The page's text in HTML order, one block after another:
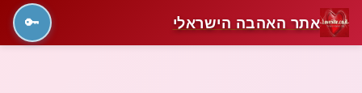
אתר האהבה הישראלי 🔑